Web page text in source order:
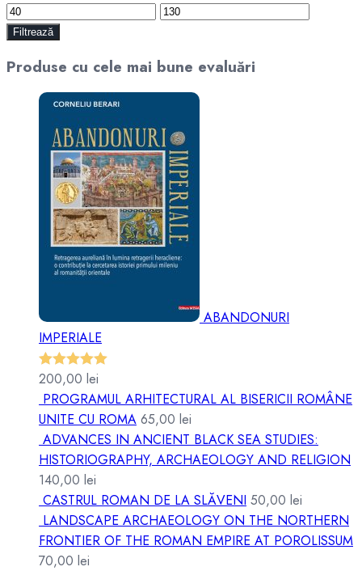
Preț
minim
Preț
Filtrează
Produse cu cele mai bune evaluări
ABANDONURI
IMPERIALE
Evaluat la
5.00din 5
200,00 lei
PROGRAMUL ARHITECTURAL AL BISERICII ROMÂNE
UNITE CU ROMA 65,00 lei
ADVANCES IN ANCIENT BLACK SEA STUDIES:
HISTORIOGRAPHY, ARCHAEOLOGY AND RELIGION
140,00 lei
CASTRUL ROMAN DE LA SLĂVENI 50,00 lei
LANDSCAPE ARCHAEOLOGY ON THE NORTHERN
FRONTIER OF THE ROMAN EMPIRE AT POROLISSUM
70,00 lei